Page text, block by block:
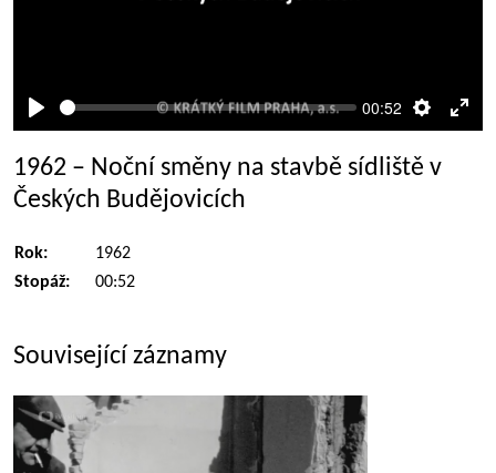
Přehrát
00:52
1962 – Noční směny na stavbě sídliště v
Českých Budějovicích
Rok:
1962
Stopáž:
00:52
Související záznamy